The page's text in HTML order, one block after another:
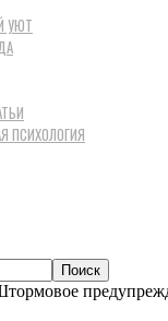
УЮТ
ПСИХОЛОГИЯ